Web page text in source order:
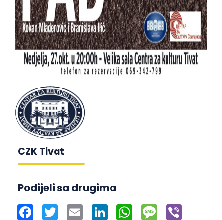
CZK Tivat
Podijeli sa drugima
Facebook
Twitter Email LinkedInWhatsApp
Message